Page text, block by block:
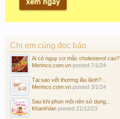
Chị em cùng đọc báo
Ai có nguy cơ mắc cholesterol cao?
Merinco.com.vn posted 7/1/24
Tại sao vết thương lâu lành?...
Merinco.com.vn posted 3/1/24
Sau khi phun môi nên sử dụng...
KhanhVan posted 21/12/23